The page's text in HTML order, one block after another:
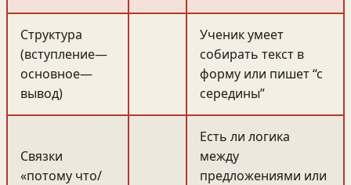
Структура
(вступление—
основное—
вывод)
Ученик умеет
собирать текст в
форму или пишет “с
середины”
Связки
«потому что/
Есть ли логика
между
предложениями или